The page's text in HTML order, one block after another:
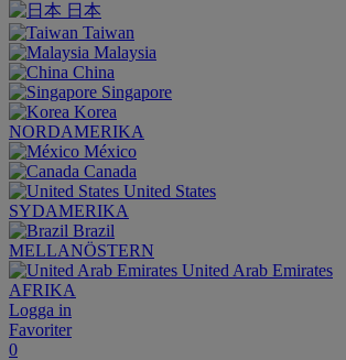
日本
Taiwan
Malaysia
China
Singapore
Korea
NORDAMERIKA
México
Canada
United States
SYDAMERIKA
Brazil
MELLANÖSTERN
United Arab Emirates
AFRIKA
Logga in
Favoriter
0